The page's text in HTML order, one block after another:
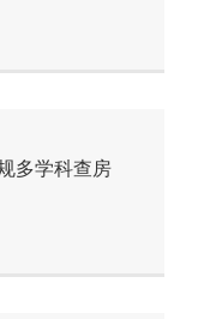
多学科查房